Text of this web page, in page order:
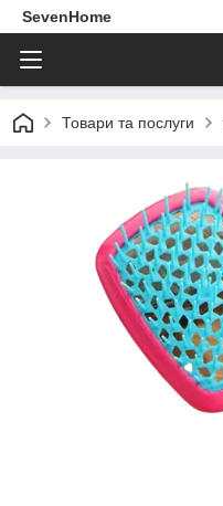
SevenHome
Товари та послуги